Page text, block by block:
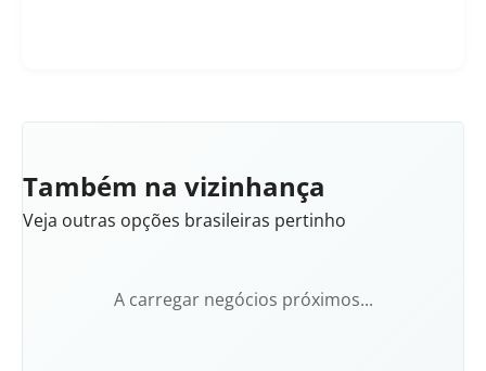
Também na vizinhança
Veja outras opções brasileiras pertinho
A carregar negócios próximos...